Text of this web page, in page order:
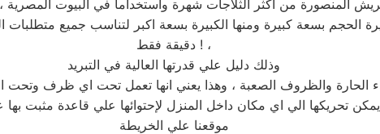
دقيقة فقط ! ،
وذلك دليل علي قدرتها العالية في التبريد
يمكن تحريكها الي اي مكان داخل المنزل لإحتوائها علي قاعدة مثبت
موقعنا علي الخريطة